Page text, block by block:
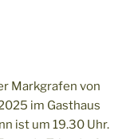
Markgrafen von
im Gasthaus
ist um 19.30 Uhr.